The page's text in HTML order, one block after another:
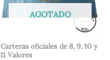
AGOTADO
Carteras oficiales de 8, 9, 10 y
11 Valores